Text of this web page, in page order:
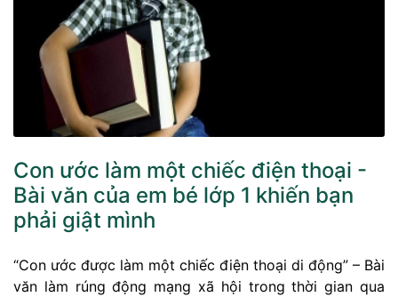
Con ước làm một chiếc điện thoại -
Bài văn của em bé lớp 1 khiến bạn
phải giật mình
“Con ước được làm một chiếc điện thoại di động” – Bài
văn làm rúng động mạng xã hội trong thời gian qua